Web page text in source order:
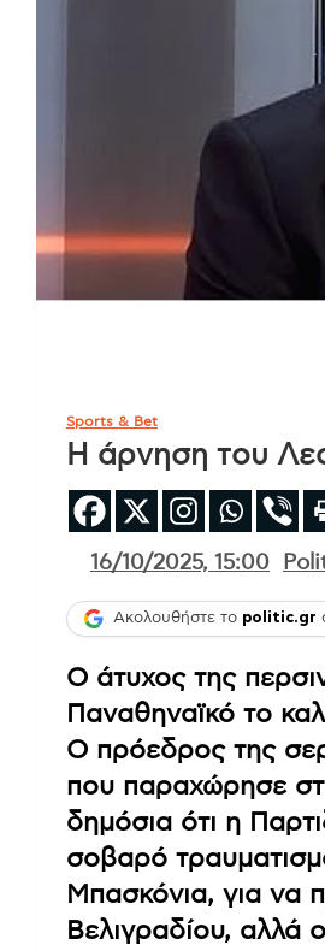
Sports & Bet
Η άρνηση του
16/10/2025, 15:00
Ακολουθήστε το politic.gr
Ο άτυχος της
Παναθηναϊκό το
Ο πρόεδρος της
που παραχώρησε
δημόσια ότι η
σοβαρό
Μπασκόνια, για να
Βελιγραδίου, αλλά